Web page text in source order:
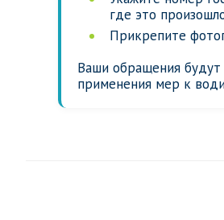
где это
Прикрепите
Ваши обращения
применения мер к